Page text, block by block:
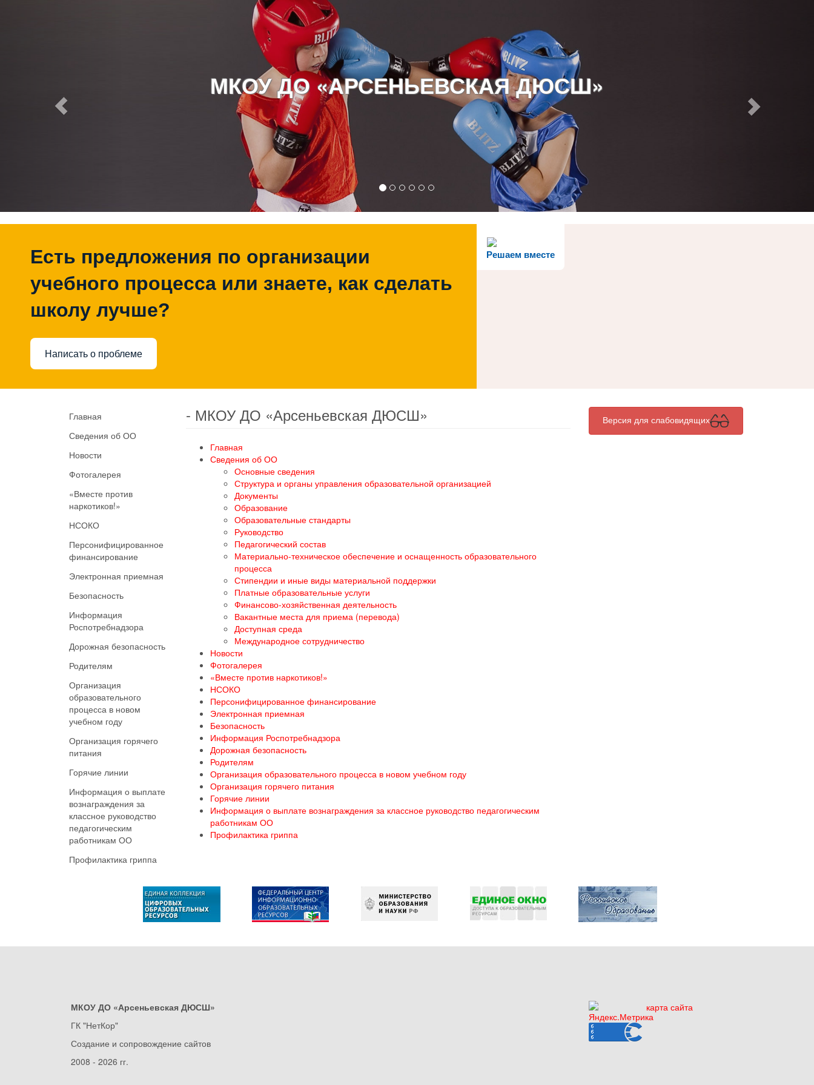
МКОУ ДО «АРСЕНЬЕВСКАЯ ДЮСШ»
Решаем вместе
Есть предложения по организации
учебного процесса или знаете, как сделать
школу лучше?
Написать о проблеме
Главная
Сведения об ОО
Новости
Фотогалерея
«Вместе против
наркотиков!»
НСОКО
Персонифицированное
финансирование
Электронная приемная
Безопасность
Информация
Роспотребнадзора
Дорожная безопасность
Родителям
Организация
образовательного
процесса в новом
учебном году
Организация горячего
питания
Горячие линии
Информация о выплате
вознаграждения за
классное руководство
педагогическим
работникам ОО
Профилактика гриппа
- МКОУ ДО «Арсеньевская ДЮСШ»
Главная
Сведения об ОО
Основные сведения
Структура и органы управления образовательной организацией
Документы
Образование
Образовательные стандарты
Руководство
Педагогический состав
Материально-техническое обеспечение и оснащенность образовательного
процесса
Стипендии и иные виды материальной поддержки
Платные образовательные услуги
Финансово-хозяйственная деятельность
Вакантные места для приема (перевода)
Доступная среда
Международное сотрудничество
Новости
Фотогалерея
«Вместе против наркотиков!»
НСОКО
Персонифицированное финансирование
Электронная приемная
Безопасность
Информация Роспотребнадзора
Дорожная безопасность
Родителям
Организация образовательного процесса в новом учебном году
Организация горячего питания
Горячие линии
Информация о выплате вознаграждения за классное руководство педагогическим
работникам ОО
Профилактика гриппа
Версия для слабовидящих
МКОУ ДО «Арсеньевская ДЮСШ»
ГК "НетКор"
Создание и сопровождение сайтов
2008 - 2026 гг.
карта сайта